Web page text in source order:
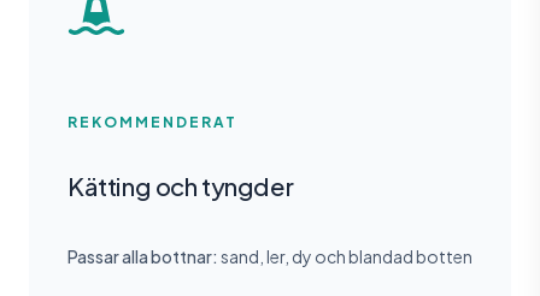
REKOMMENDERAT
Kätting och tyngder
Passar alla bottnar: sand, ler, dy och blandad botten